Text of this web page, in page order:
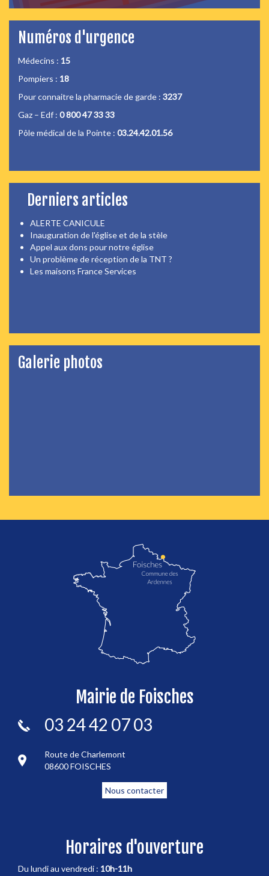
Numéros d'urgence
Médecins : 15
Pompiers : 18
Pour connaitre la pharmacie de garde : 3237
Gaz – Edf : 0 800 47 33 33
Pôle médical de la Pointe : 03.24.42.01.56
Derniers articles
ALERTE CANICULE
Inauguration de l'église et de la stèle
Appel aux dons pour notre église
Un problème de réception de la TNT ?
Les maisons France Services
Galerie photos
localisation de Foisches
Mairie de Foisches
03 24 42 07 03
Route de Charlemont
08600 FOISCHES
Nous contacter
Horaires d'ouverture
Du lundi au vendredi : 10h-11h